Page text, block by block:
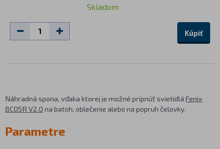
Skladom
Kúpiť
Náhradná spona, vďaka ktorej je možné pripnúť svietidlá Fenix
BC05R V2.0 na batoh, oblečenie alebo na popruh čelovky.
Parametre